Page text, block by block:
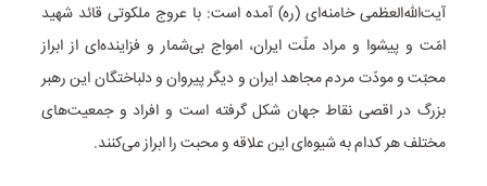
آیت‌الله‌العظمی خامنه‌ای (ره) آمده است: با عروج ملکوتی قائد شهید
امّت و پیشوا و مراد ملّت ایران، امواج بی‌شمار و فزاینده‌ای از ابراز
محبّت و مودّت مردم مجاهد ایران و دیگر پیروان و دلباختگان این رهبر
بزرگ در اقصی نقاط جهان شکل گرفته است و افراد و جمعیت‌های
مختلف هر کدام به شیوه‌ای این علاقه و محبت را ابراز می‌کنند.